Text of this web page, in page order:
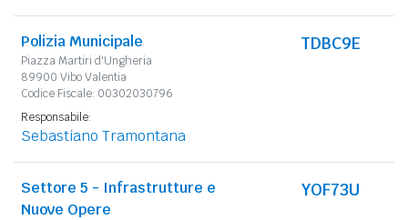
Polizia Municipale
Piazza Martiri d'Ungheria
89900 Vibo Valentia
Codice Fiscale: 00302030796
TDBC9E
Responsabile:
Sebastiano Tramontana
Settore 5 - Infrastrutture e
Nuove Opere
YOF73U